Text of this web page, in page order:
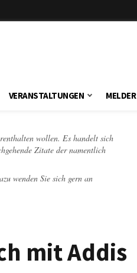
VERANSTALTUNGEN MELDER
wollen. Es handelt sich
Zitate der namentlich
wenden Sie sich gern an
mit Addis